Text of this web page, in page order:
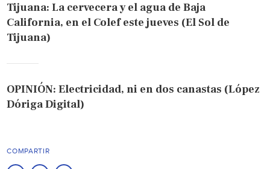
Tijuana: La cervecera y el agua de Baja
California, en el Colef este jueves (El Sol de
Tijuana)
OPINIÓN: Electricidad, ni en dos canastas (López
Dóriga Digital)
COMPARTIR